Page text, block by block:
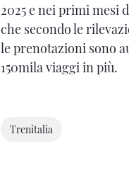
2025 e nei primi mesi
che secondo le
le prenotazioni sono
150mila viaggi in più.
Trenitalia